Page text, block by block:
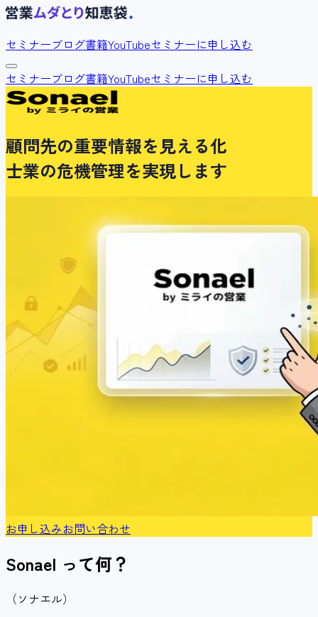
セミナーブログ書籍YouTubeセミナーに申し込む
セミナーブログ書籍YouTubeセミナーに申し込む
顧問先の重要情報を見える化
士業の危機管理を実現します
お申し込みお問い合わせ
Sonael って何？
（ソナエル）